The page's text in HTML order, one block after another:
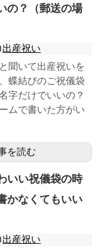
の？（郵送の場
出産祝い
聞いて出産祝いを
蝶結びのご祝儀袋
字だけでいいの？
ムで書いた方がい
を読む
いい祝儀袋の時
かなくてもいい
出産祝い